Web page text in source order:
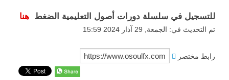
للتسجيل في سلسلة دورات أصول التعليمية الضغط هنا
تم التحديث في: الجمعة, 29 آذار 2024 15:59
رابط مختصر